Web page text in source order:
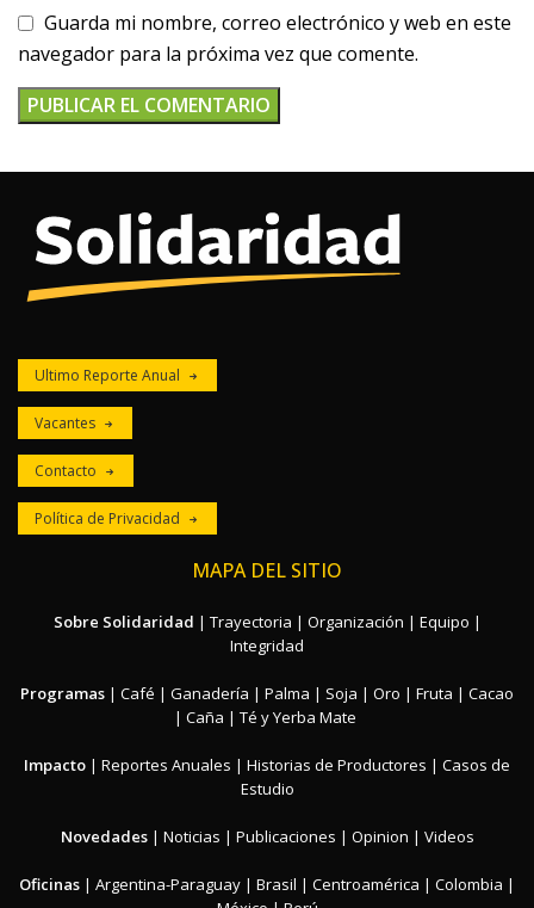
Guarda mi nombre, correo electrónico y web en este
navegador para la próxima vez que comente.
Ultimo Reporte Anual
Vacantes
Contacto
Política de Privacidad
MAPA DEL SITIO
Sobre Solidaridad | Trayectoria | Organización | Equipo |
Integridad
Programas | Café | Ganadería | Palma | Soja | Oro | Fruta | Cacao
| Caña | Té y Yerba Mate
Impacto | Reportes Anuales | Historias de Productores | Casos de
Estudio
Novedades| Noticias | Publicaciones | Opinion | Videos
Oficinas | Argentina-Paraguay | Brasil | Centroamérica | Colombia |